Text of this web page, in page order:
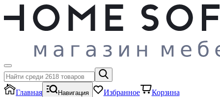
Главная Навигация Избранное Корзина